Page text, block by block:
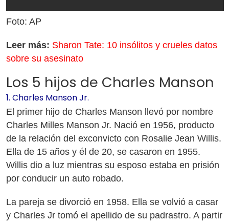
Foto: AP
Leer más: Sharon Tate: 10 insólitos y crueles datos
sobre su asesinato
Los 5 hijos de Charles Manson
1. Charles Manson Jr.
El primer hijo de Charles Manson llevó por nombre
Charles Milles Manson Jr. Nació en 1956, producto
de la relación del exconvicto con Rosalie Jean Willis.
Ella de 15 años y él de 20, se casaron en 1955.
Willis dio a luz mientras su esposo estaba en prisión
por conducir un auto robado.
La pareja se divorció en 1958. Ella se volvió a casar
y Charles Jr tomó el apellido de su padrastro. A partir